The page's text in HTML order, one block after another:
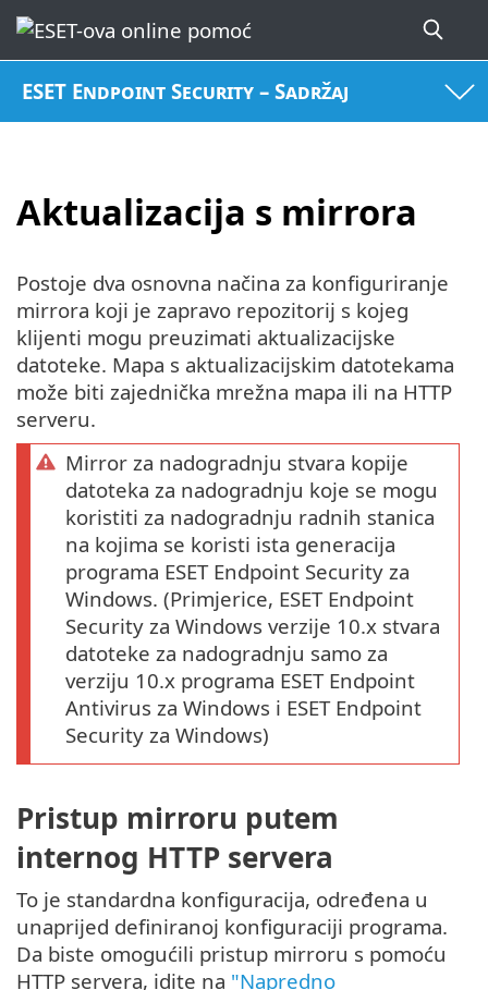
ESET Endpoint Security – Sadržaj
Aktualizacija s mirrora
Postoje dva osnovna načina za konfiguriranje
mirrora koji je zapravo repozitorij s kojeg
klijenti mogu preuzimati aktualizacijske
datoteke. Mapa s aktualizacijskim datotekama
može biti zajednička mrežna mapa ili na HTTP
serveru.
Mirror za nadogradnju stvara kopije
datoteka za nadogradnju koje se mogu
koristiti za nadogradnju radnih stanica
na kojima se koristi ista generacija
programa ESET Endpoint Security za
Windows. (Primjerice, ESET Endpoint
Security za Windows verzije 10.x stvara
datoteke za nadogradnju samo za
verziju 10.x programa ESET Endpoint
Antivirus za Windows i ESET Endpoint
Security za Windows)
Pristup mirroru putem
internog HTTP servera
To je standardna konfiguracija, određena u
unaprijed definiranoj konfiguraciji programa.
Da biste omogućili pristup mirroru s pomoću
HTTP servera, idite na "Napredno